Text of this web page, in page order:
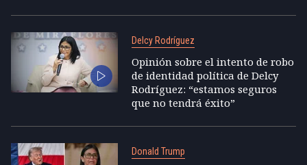
Delcy Rodríguez
Opinión sobre el intento de robo
de identidad política de Delcy
Rodríguez: “estamos seguros
que no tendrá éxito”
Donald Trump